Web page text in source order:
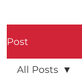
Post
All Posts